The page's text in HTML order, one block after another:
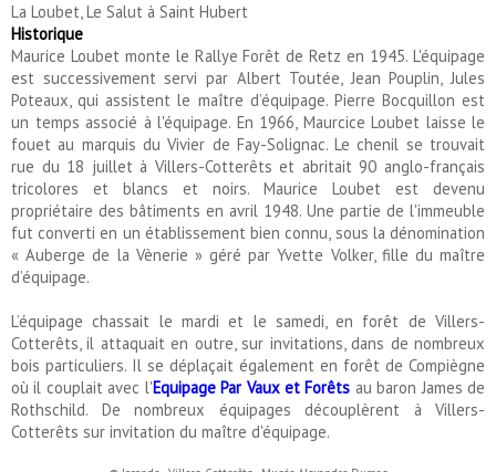
La Loubet, Le Salut à Saint Hubert
Historique
Maurice Loubet monte le Rallye Forêt de Retz en 1945. L'équipage
est successivement servi par Albert Toutée, Jean Pouplin, Jules
Poteaux, qui assistent le maître d’équipage. Pierre Bocquillon est
un temps associé à l'équipage. En 1966, Maurcice Loubet laisse le
fouet au marquis du Vivier de Fay-Solignac. Le chenil se trouvait
rue du 18 juillet à Villers-Cotterêts et abritait 90 anglo-français
tricolores et blancs et noirs. Maurice Loubet est devenu
propriétaire des bâtiments en avril 1948. Une partie de l'immeuble
fut converti en un établissement bien connu, sous la dénomination
« Auberge de la Vènerie » géré par Yvette Volker, fille du maître
d’équipage.
L’équipage chassait le mardi et le samedi, en forêt de Villers-
Cotterêts, il attaquait en outre, sur invitations, dans de nombreux
bois particuliers. Il se déplaçait également en forêt de Compiègne
où il couplait avec l'Equipage Par Vaux et Forêts au baron James de
Rothschild. De nombreux équipages découplèrent à Villers-
Cotterêts sur invitation du maître d'équipage.